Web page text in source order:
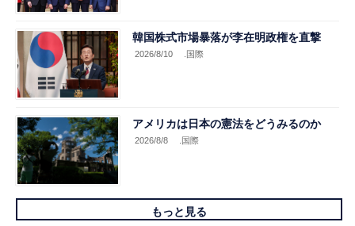
韓国株式市場暴落が李在明政権を直撃
2026/8/10 .国際
アメリカは日本の憲法をどうみるのか
2026/8/8 .国際
もっと見る